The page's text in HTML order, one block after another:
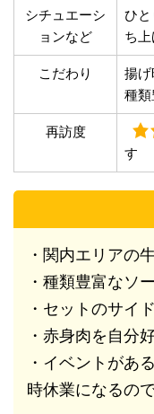
シチュエーシ
ョンなど
ひ
ち
こだわり
揚げ
種
再訪度
す
・関内エリアの
・種類豊富なソ
・セットのサイ
・赤身肉を自分
・イベントがあ
時休業になるの